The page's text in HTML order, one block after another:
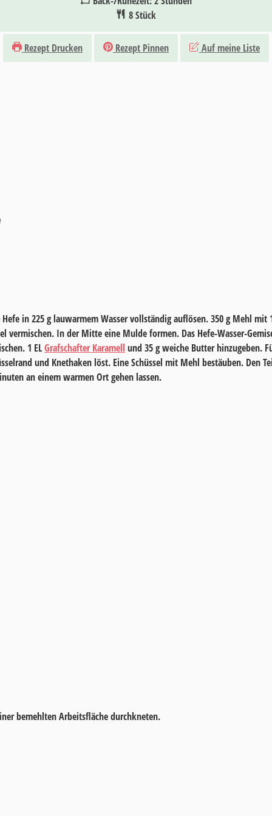
8 Stück
Rezept Drucken Rezept Pinnen Auf meine Liste
in225 glauwarmem Wasser vollständig auflösen.350 gMehl mit
vermischen. In der Mitte eine Mulde formen. Das Hefe-Wasser-
1 ELGrafschafter Karamell und 35 gweiche Butter hinzugeben.
und Knethaken löst. Eine Schüssel mit Mehl bestäuben. Den
an einem warmen Ort gehen lassen.
bemehlten Arbeitsfläche durchkneten.